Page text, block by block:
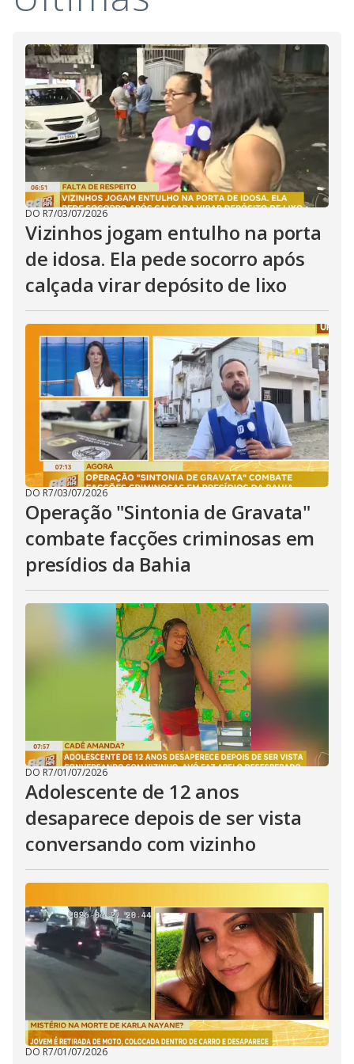
d
e
o
DO R7/03/07/2026
Vizinhos jogam entulho na porta
de idosa. Ela pede socorro após
calçada virar depósito de lixo
DO R7/03/07/2026
Operação "Sintonia de Gravata"
combate facções criminosas em
presídios da Bahia
DO R7/01/07/2026
Adolescente de 12 anos
desaparece depois de ser vista
conversando com vizinho
DO R7/01/07/2026